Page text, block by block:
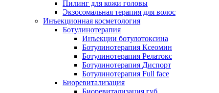
Пилинг для кожи головы
Экзосомальная терапия для волос
Инъекционная косметология
Ботулинотерапия
Инъекции ботулотоксина
Ботулинотерапия Ксеомин
Ботулинотерапия Релатокс
Ботулинотерапия Диспорт
Ботулинотерапия Full face
Биоревитализация
Биоревитализация губ